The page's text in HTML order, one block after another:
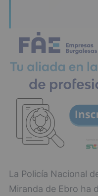
La Policía Nacional
Miranda de Ebro ha